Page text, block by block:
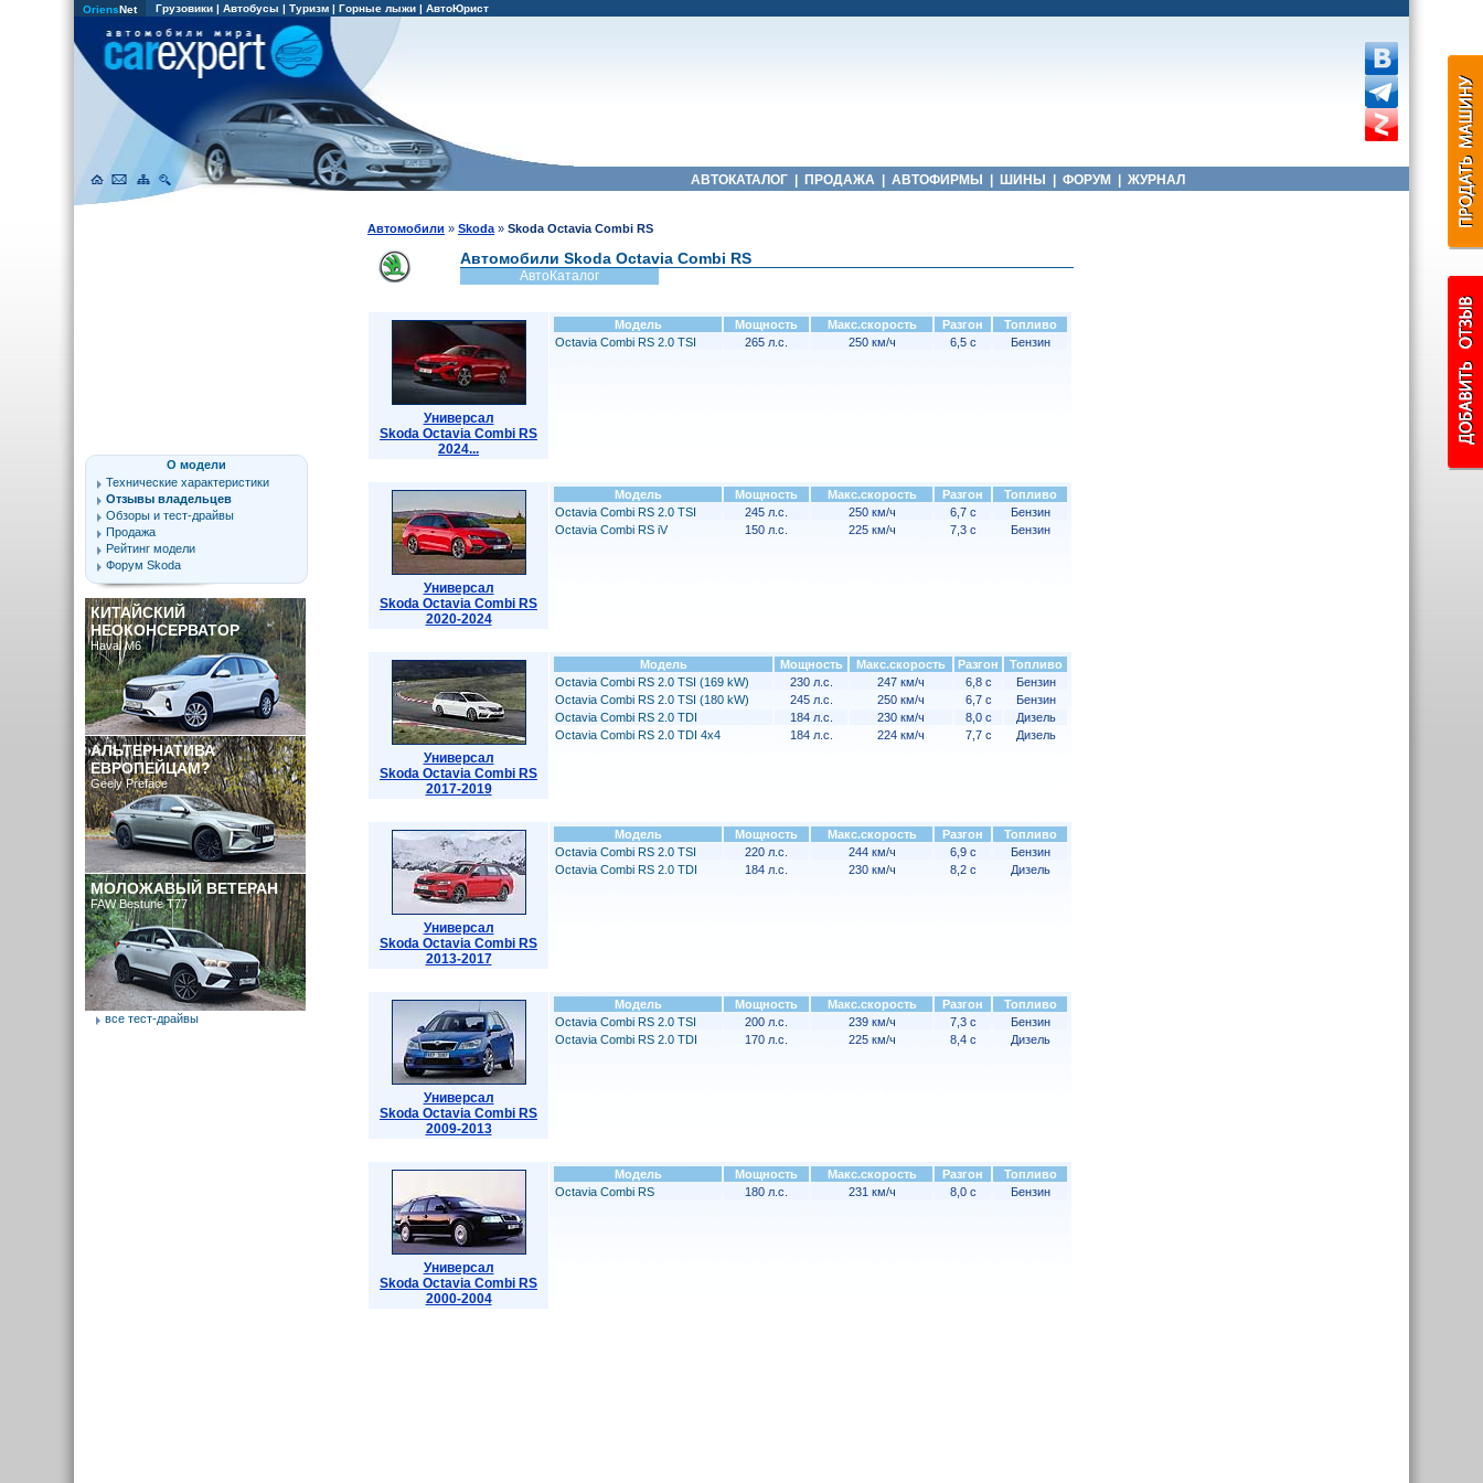
OriensNet Грузовики | Автобусы | Туризм | Горные лыжи | АвтоЮрист
АВТОКАТАЛОГ ПРОДАЖА АВТОФИРМЫ ШИНЫ ФОРУМ ЖУРНАЛ
О модели
Технические характеристики
Отзывы владельцев
Обзоры и тест-драйвы
Продажа
Рейтинг модели
Форум Skoda
КИТАЙСКИЙ
НЕОКОНСЕРВАТОР
Haval M6
АЛЬТЕРНАТИВА
ЕВРОПЕЙЦАМ?
Geely Preface
МОЛОЖАВЫЙ ВЕТЕРАН
FAW Bestune T77
все тест-драйвы
Автомобили » Skoda » Skoda Octavia Combi RS
Автомобили Skoda Octavia Combi RS
АвтоКаталог
Универсал
Skoda Octavia Combi RS
2024...
Модель Мощность Макс.скорость Разгон
Топливо
Octavia Combi RS 2.0 TSI
265 л.с. 250 км/ч 6,5 с Бензин
Универсал
Skoda Octavia Combi RS
2020-2024
Модель Мощность Макс.скорость Разгон
Топливо
Octavia Combi RS 2.0 TSI
245 л.с. 250 км/ч 6,7 с
Бензин
Octavia Combi RS iV
150 л.с. 225 км/ч 7,3 с Бензин
Универсал
Skoda Octavia Combi RS
2017-2019
Модель Мощность Макс.скорость Разгон
Топливо
Octavia Combi RS 2.0 TSI (169 kW)
230 л.с. 247 км/ч 6,8 с
Бензин
Octavia Combi RS 2.0 TSI (180 kW)
245 л.с. 250 км/ч 6,7 с
Бензин
Octavia Combi RS 2.0 TDI
184 л.с. 230 км/ч 8,0 с
Дизель
Octavia Combi RS 2.0 TDI 4x4
184 л.с. 224 км/ч 7,7 с Дизель
Универсал
Skoda Octavia Combi RS
2013-2017
Модель Мощность Макс.скорость Разгон
Топливо
Octavia Combi RS 2.0 TSI
220 л.с. 244 км/ч 6,9 с
Бензин
Octavia Combi RS 2.0 TDI
184 л.с. 230 км/ч 8,2 с Дизель
Универсал
Skoda Octavia Combi RS
2009-2013
Модель Мощность Макс.скорость Разгон
Топливо
Octavia Combi RS 2.0 TSI
200 л.с. 239 км/ч 7,3 с
Бензин
Octavia Combi RS 2.0 TDI
170 л.с. 225 км/ч 8,4 с Дизель
Универсал
Skoda Octavia Combi RS
2000-2004
Модель Мощность Макс.скорость Разгон
Топливо
Octavia Combi RS
180 л.с. 231 км/ч 8,0 с Бензин